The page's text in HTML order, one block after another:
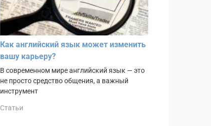
Как английский язык может изменить
вашу карьеру?
В современном мире английский язык — это
не просто средство общения, а важный
инструмент
Статьи